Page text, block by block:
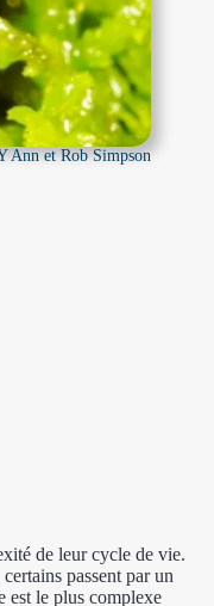
Ann et Rob Simpson
de leur cycle de vie.
passent par un
est le plus complexe